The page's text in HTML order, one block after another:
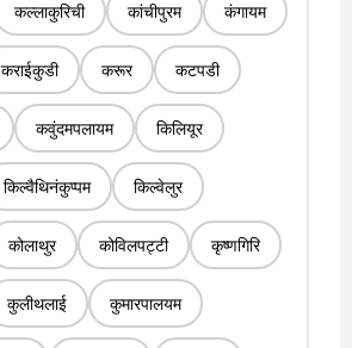
कल्लाकुरिची कांचीपुरम कंगायम
कराईकुडी करूर कटपडी
कवुंदमपलायम किलियूर
किल्वैथिनंकुप्पम किल्वेलुर
कोलाथुर कोविलपट्टी कृष्णगिरि
कुलीथलाई कुमारपालयम